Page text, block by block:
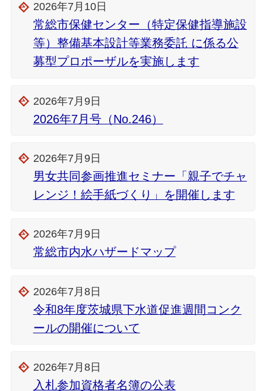
2026年7月10日
常総市保健センター（特定保健指導施設
等）整備基本設計等業務委託 に係る公
募型プロポーザルを実施します
2026年7月9日
2026年7月号（No.246）
2026年7月9日
男女共同参画推進セミナー「親子でチャ
レンジ！絵手紙づくり」を開催します
2026年7月9日
常総市内水ハザードマップ
2026年7月8日
令和8年度茨城県下水道促進週間コンク
ールの開催について
2026年7月8日
入札参加資格者名簿の公表